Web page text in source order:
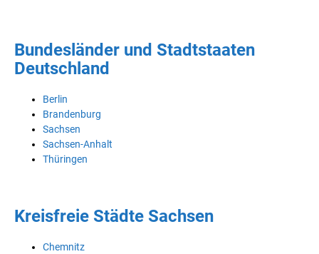
Bundesländer und Stadtstaaten
Deutschland
Berlin
Brandenburg
Sachsen
Sachsen-Anhalt
Thüringen
Kreisfreie Städte Sachsen
Chemnitz